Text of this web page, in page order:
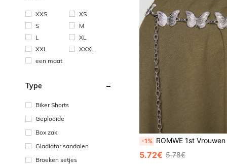
XXS
XS
S
M
L
XL
XXL
XXXL
een maat
Type
Biker Shorts
Geplooide
Box zak
Gladiator sandalen
Broeken setjes
-1% ROMWE 1st Vrouwen Vlinder Decor
5.72€ 5.78€